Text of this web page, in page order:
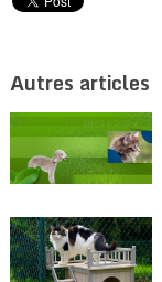
Autres articles